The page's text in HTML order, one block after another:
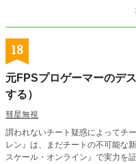
18
元FPSプロゲーマーのデ
する）
彗星無視
謂われないチート疑惑によってチ
レン』は、まだチートの不可能な
スケール・オンライン』で実力を